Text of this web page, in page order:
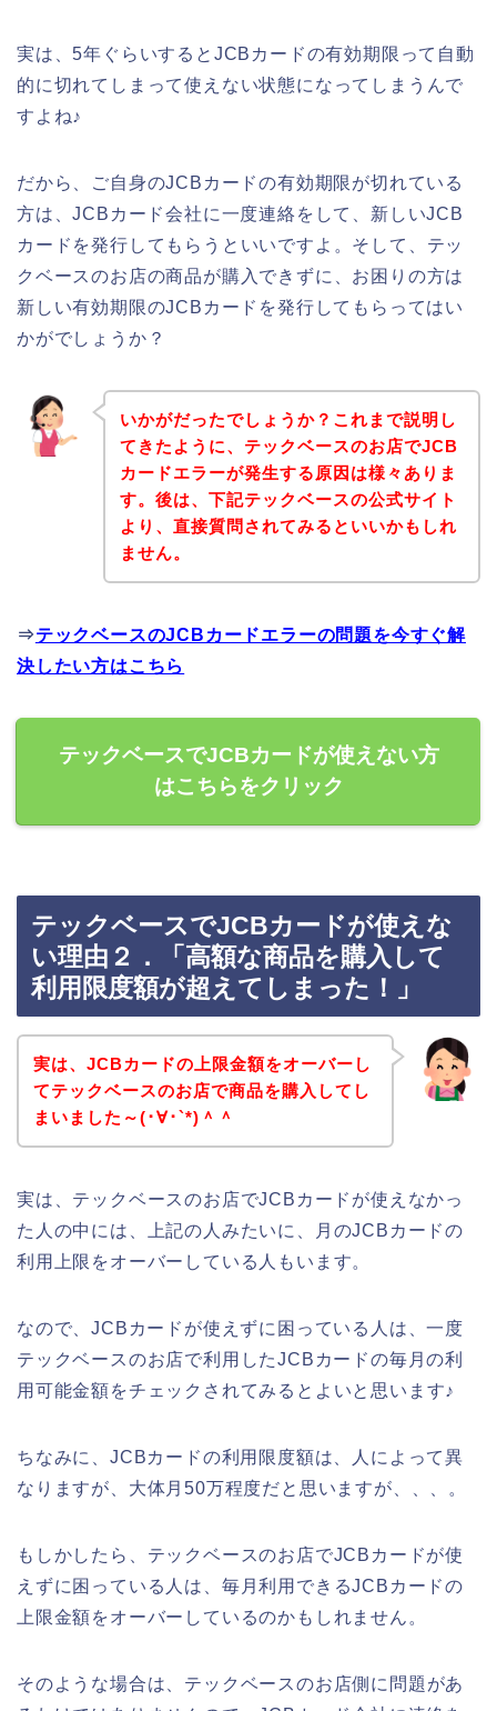
実は、5年ぐらいするとJCBカードの有効期限って自動
的に切れてしまって使えない状態になってしまうんで
すよね♪
だから、ご自身のJCBカードの有効期限が切れている
方は、JCBカード会社に一度連絡をして、新しいJCB
カードを発行してもらうといいですよ。そして、テッ
クベースのお店の商品が購入できずに、お困りの方は
新しい有効期限のJCBカードを発行してもらってはい
かがでしょうか？
いかがだったでしょうか？これまで説明し
てきたように、テックベースのお店でJCB
カードエラーが発生する原因は様々ありま
す。後は、下記テックベースの公式サイト
より、直接質問されてみるといいかもしれ
ません。
⇒テックベースのJCBカードエラーの問題を今すぐ解
決したい方はこちら
テックベースでJCBカードが使えない方
はこちらをクリック
テックベースでJCBカードが使えな
い理由２．「高額な商品を購入して
利用限度額が超えてしまった！」
実は、JCBカードの上限金額をオーバーし
てテックベースのお店で商品を購入してし
まいました～(･∀･`*)＾＾
実は、テックベースのお店でJCBカードが使えなかっ
た人の中には、上記の人みたいに、月のJCBカードの
利用上限をオーバーしている人もいます。
なので、JCBカードが使えずに困っている人は、一度
テックベースのお店で利用したJCBカードの毎月の利
用可能金額をチェックされてみるとよいと思います♪
ちなみに、JCBカードの利用限度額は、人によって異
なりますが、大体月50万程度だと思いますが、、、。
もしかしたら、テックベースのお店でJCBカードが使
えずに困っている人は、毎月利用できるJCBカードの
上限金額をオーバーしているのかもしれません。
そのような場合は、テックベースのお店側に問題があ